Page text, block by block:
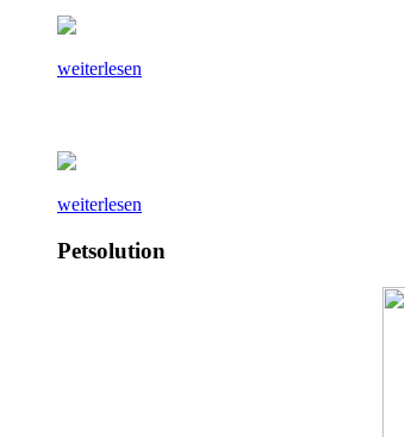
weiterlesen
weiterlesen
Petsolution